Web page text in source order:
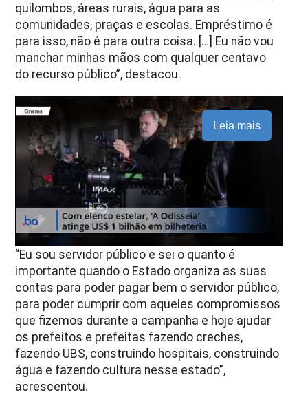
quilombos, áreas rurais, água para as
comunidades, praças e escolas. Empréstimo é
para isso, não é para outra coisa. […] Eu não vou
manchar minhas mãos com qualquer centavo
do recurso público”, destacou.
Leia mais
“Eu sou servidor público e sei o quanto é
importante quando o Estado organiza as suas
contas para poder pagar bem o servidor público,
para poder cumprir com aqueles compromissos
que fizemos durante a campanha e hoje ajudar
os prefeitos e prefeitas fazendo creches,
fazendo UBS, construindo hospitais, construindo
água e fazendo cultura nesse estado”,
acrescentou.